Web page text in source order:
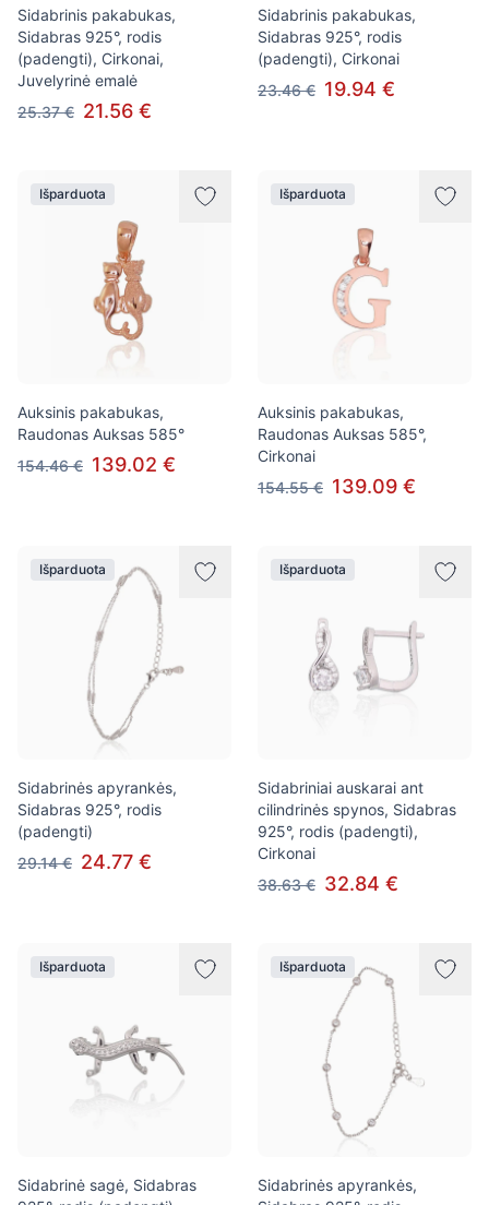
Sidabrinis pakabukas,
Sidabras 925°, rodis
(padengti), Cirkonai,
Juvelyrinė emalė
25.37 € 21.56 €
Sidabrinis pakabukas,
Sidabras 925°, rodis
(padengti), Cirkonai
23.46 € 19.94 €
Išparduota
Auksinis pakabukas,
Raudonas Auksas 585°
154.46 € 139.02 €
Išparduota
Auksinis pakabukas,
Raudonas Auksas 585°,
Cirkonai
154.55 € 139.09 €
Išparduota
Sidabrinės apyrankės,
Sidabras 925°, rodis
(padengti)
29.14 € 24.77 €
Išparduota
Sidabriniai auskarai ant
cilindrinės spynos, Sidabras
925°, rodis (padengti),
Cirkonai
38.63 € 32.84 €
Išparduota
Sidabrinė sagė, Sidabras
Išparduota
Sidabrinės apyrankės,